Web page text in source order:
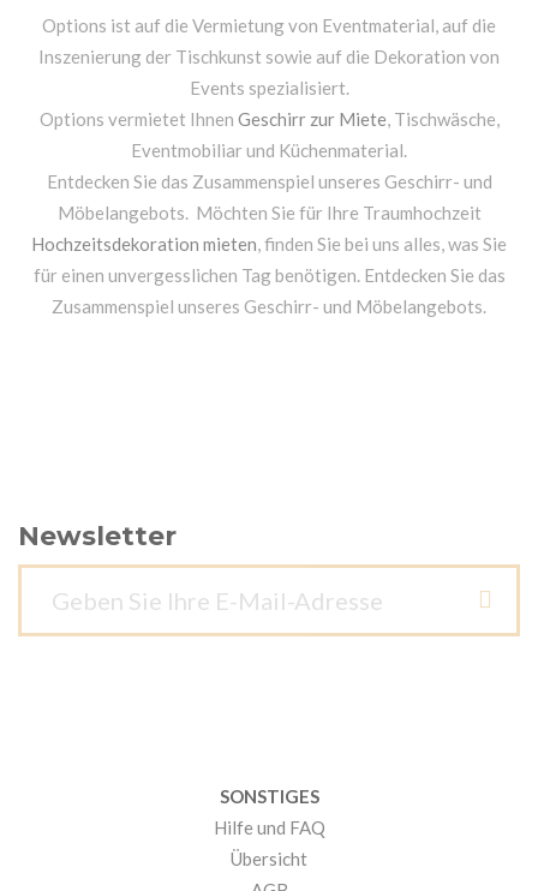
Options ist auf die Vermietung von Eventmaterial, auf die
Inszenierung der Tischkunst sowie auf die Dekoration von
Events spezialisiert.
Options vermietet Ihnen Geschirr zur Miete, Tischwäsche,
Eventmobiliar und Küchenmaterial.
Entdecken Sie das Zusammenspiel unseres Geschirr- und
Möbelangebots. Möchten Sie für Ihre Traumhochzeit
Hochzeitsdekoration mieten, finden Sie bei uns alles, was Sie
für einen unvergesslichen Tag benötigen. Entdecken Sie das
Zusammenspiel unseres Geschirr- und Möbelangebots.
Newsletter
SONSTIGES
Hilfe und FAQ
Übersicht